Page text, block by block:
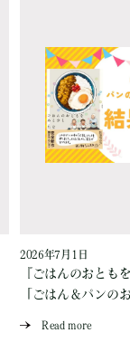
2026年7月1日
『ごはんのおとも
「ごはん＆パンの
Read more